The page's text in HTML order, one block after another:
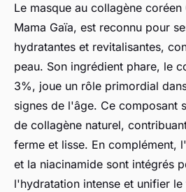
Le masque au collagène
Mama Gaïa, est reconnu pour
hydratantes et revitalisantes,
peau. Son ingrédient phare, le
3%, joue un rôle primordial
signes de l'âge. Ce composant
de collagène naturel,
ferme et lisse. En complément,
et la niacinamide sont intégrés
l'hydratation intense et unifier